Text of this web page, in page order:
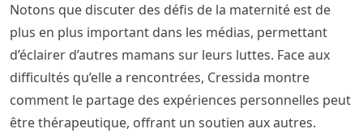
Notons que discuter des défis de la maternité est de
plus en plus important dans les médias, permettant
d’éclairer d’autres mamans sur leurs luttes. Face aux
difficultés qu’elle a rencontrées, Cressida montre
comment le partage des expériences personnelles peut
être thérapeutique, offrant un soutien aux autres.